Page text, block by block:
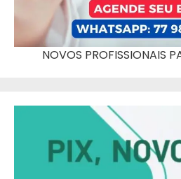
NOVOS PROFISSIONAIS